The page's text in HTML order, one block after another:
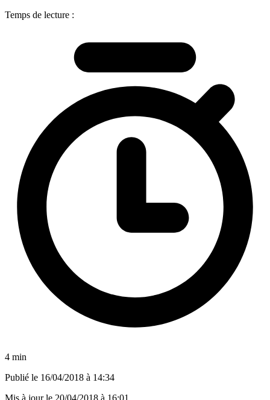
Temps de lecture :
4 min
Publié le 16/04/2018 à 14:34
Mis à jour le 20/04/2018 à 16:01